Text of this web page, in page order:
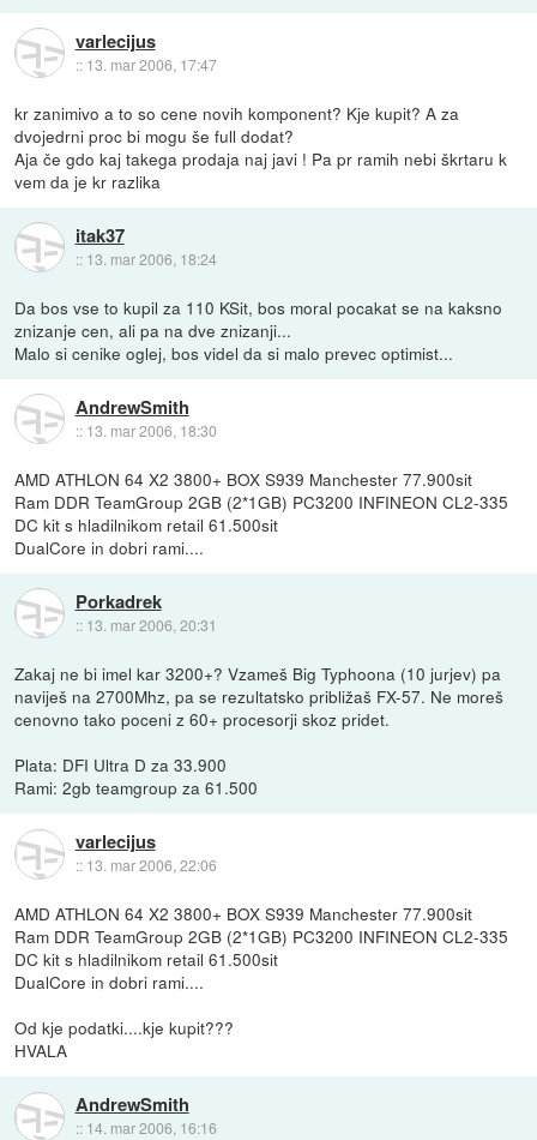
varlecijus
:: 13. mar 2006, 17:47
kr zanimivo a to so cene novih komponent? Kje kupit? A za
dvojedrni proc bi mogu še full dodat?
Aja če gdo kaj takega prodaja naj javi ! Pa pr ramih nebi škrtaru k
vem da je kr razlika
itak37
:: 13. mar 2006, 18:24
Da bos vse to kupil za 110 KSit, bos moral pocakat se na kaksno
znizanje cen, ali pa na dve znizanji...
Malo si cenike oglej, bos videl da si malo prevec optimist...
AndrewSmith
:: 13. mar 2006, 18:30
AMD ATHLON 64 X2 3800+ BOX S939 Manchester 77.900sit
Ram DDR TeamGroup 2GB (2*1GB) PC3200 INFINEON CL2-335
DC kit s hladilnikom retail 61.500sit
DualCore in dobri rami....
Porkadrek
:: 13. mar 2006, 20:31
Zakaj ne bi imel kar 3200+? Vzameš Big Typhoona (10 jurjev) pa
naviješ na 2700Mhz, pa se rezultatsko približaš FX-57. Ne moreš
cenovno tako poceni z 60+ procesorji skoz pridet.
Plata: DFI Ultra D za 33.900
Rami: 2gb teamgroup za 61.500
varlecijus
:: 13. mar 2006, 22:06
AMD ATHLON 64 X2 3800+ BOX S939 Manchester 77.900sit
Ram DDR TeamGroup 2GB (2*1GB) PC3200 INFINEON CL2-335
DC kit s hladilnikom retail 61.500sit
DualCore in dobri rami....
Od kje podatki....kje kupit???
HVALA
AndrewSmith
:: 14. mar 2006, 16:16